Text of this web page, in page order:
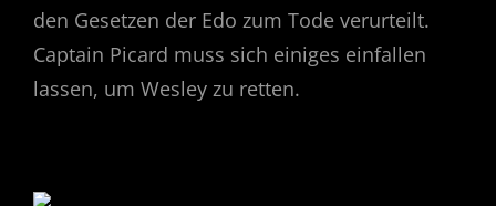
den Gesetzen der Edo zum Tode verurteilt.
Captain Picard muss sich einiges einfallen
lassen, um Wesley zu retten.